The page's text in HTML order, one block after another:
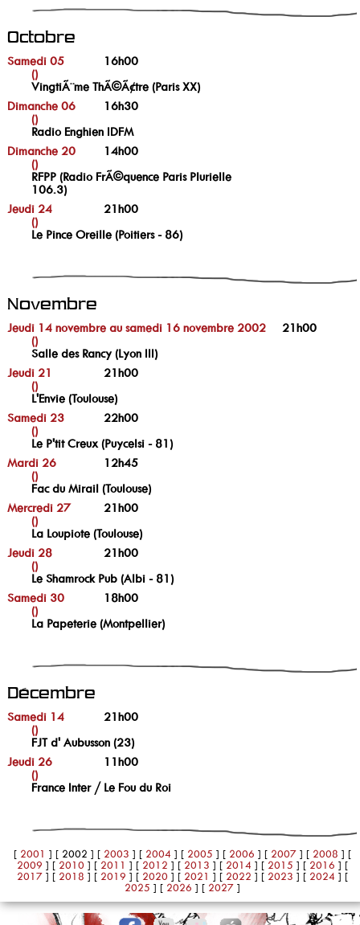
Octobre
Samedi 05
16h00
()
VingtiÃ¨me ThÃ©Ã¢tre (Paris XX)
Dimanche 06
16h30
()
Radio Enghien IDFM
Dimanche 20
14h00
()
RFPP (Radio FrÃ©quence Paris Plurielle
106.3)
Jeudi 24
21h00
()
Le Pince Oreille (Poitiers - 86)
Novembre
Jeudi 14 novembre au samedi 16 novembre 2002
21h00
()
Salle des Rancy (Lyon III)
Jeudi 21
21h00
()
L'Envie (Toulouse)
Samedi 23
22h00
()
Le P'tit Creux (Puycelsi - 81)
Mardi 26
12h45
()
Fac du Mirail (Toulouse)
Mercredi 27
21h00
()
La Loupiote (Toulouse)
Jeudi 28
21h00
()
Le Shamrock Pub (Albi - 81)
Samedi 30
18h00
()
La Papeterie (Montpellier)
Décembre
Samedi 14
21h00
()
FJT d' Aubusson (23)
Jeudi 26
11h00
()
France Inter / Le Fou du Roi
[ 2001 ] [ 2002 ] [ 2003 ] [ 2004 ] [ 2005 ] [ 2006 ] [ 2007] [ 2008 ] [
2009 ] [ 2010] [ 2011 ] [ 2012 ] [ 2013 ] [ 2014 ] [ 2015 ] [ 2016 ] [
2017] [ 2018 ] [ 2019 ] [ 2020] [ 2021 ] [ 2022 ] [ 2023 ] [ 2024 ] [
2025 ] [ 2026 ] [ 2027]